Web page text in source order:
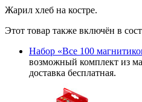
Жарил хлеб на костре.
Этот товар также включён в
Набор «Все 100
возможный комплект из
доставка бесплатная.